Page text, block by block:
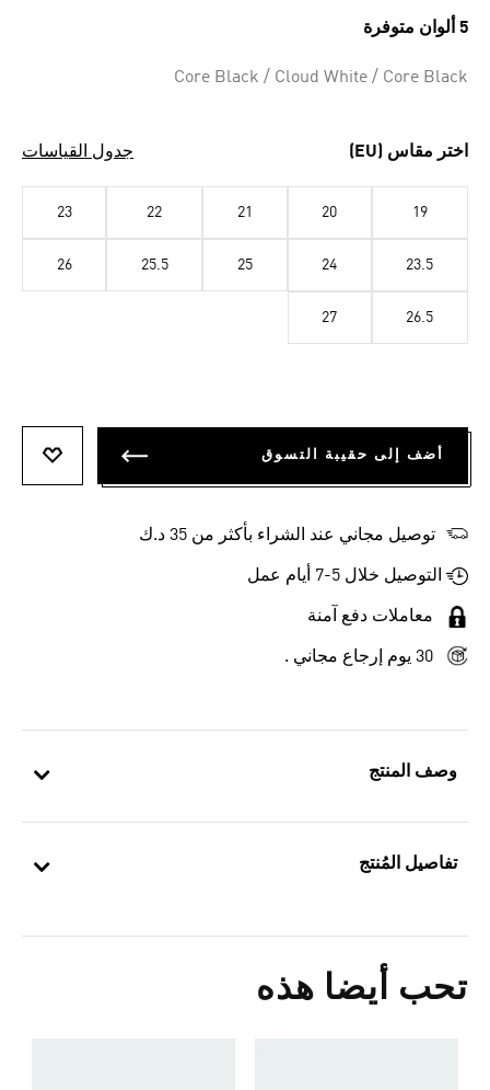
وصف المنتج
تفاصيل المُنتج
تحب أيضا هذه
5 ألوان متوفرة
Core Black / Cloud White / Core Black
اختر مقاس (EU) جدول القياسات
19
20
21
22
23
23.5
24
25
25.5
26
26.5
27
أضف إلى حقيبة التسوق
توصيل مجاني عند الشراء بأكثر من 35 د.ك
التوصيل خلال 5-7 أيام عمل
معاملات دفع آمنة